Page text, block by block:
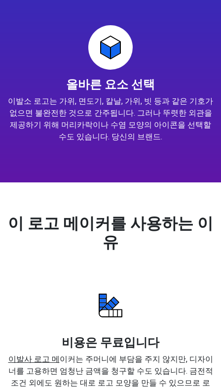
올바른 요소 선택
이발소 로고는 가위, 면도기, 칼날, 가위, 빗 등과 같은 기호가
없으면 불완전한 것으로 간주됩니다. 그러나 뚜렷한 외관을
제공하기 위해 머리카락이나 수염 모양의 아이콘을 선택할
수도 있습니다. 당신의 브랜드.
이 로고 메이커를 사용하는 이
유
비용은 무료입니다
이발사 로고 메이커는 주머니에 부담을 주지 않지만, 디자이
너를 고용하면 엄청난 금액을 청구할 수도 있습니다. 금전적
조건 외에도 원하는 대로 로고 모양을 만들 수 있으므로 로